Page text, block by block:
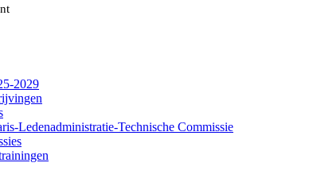
2029
Ledenadministratie-Technische Commissie